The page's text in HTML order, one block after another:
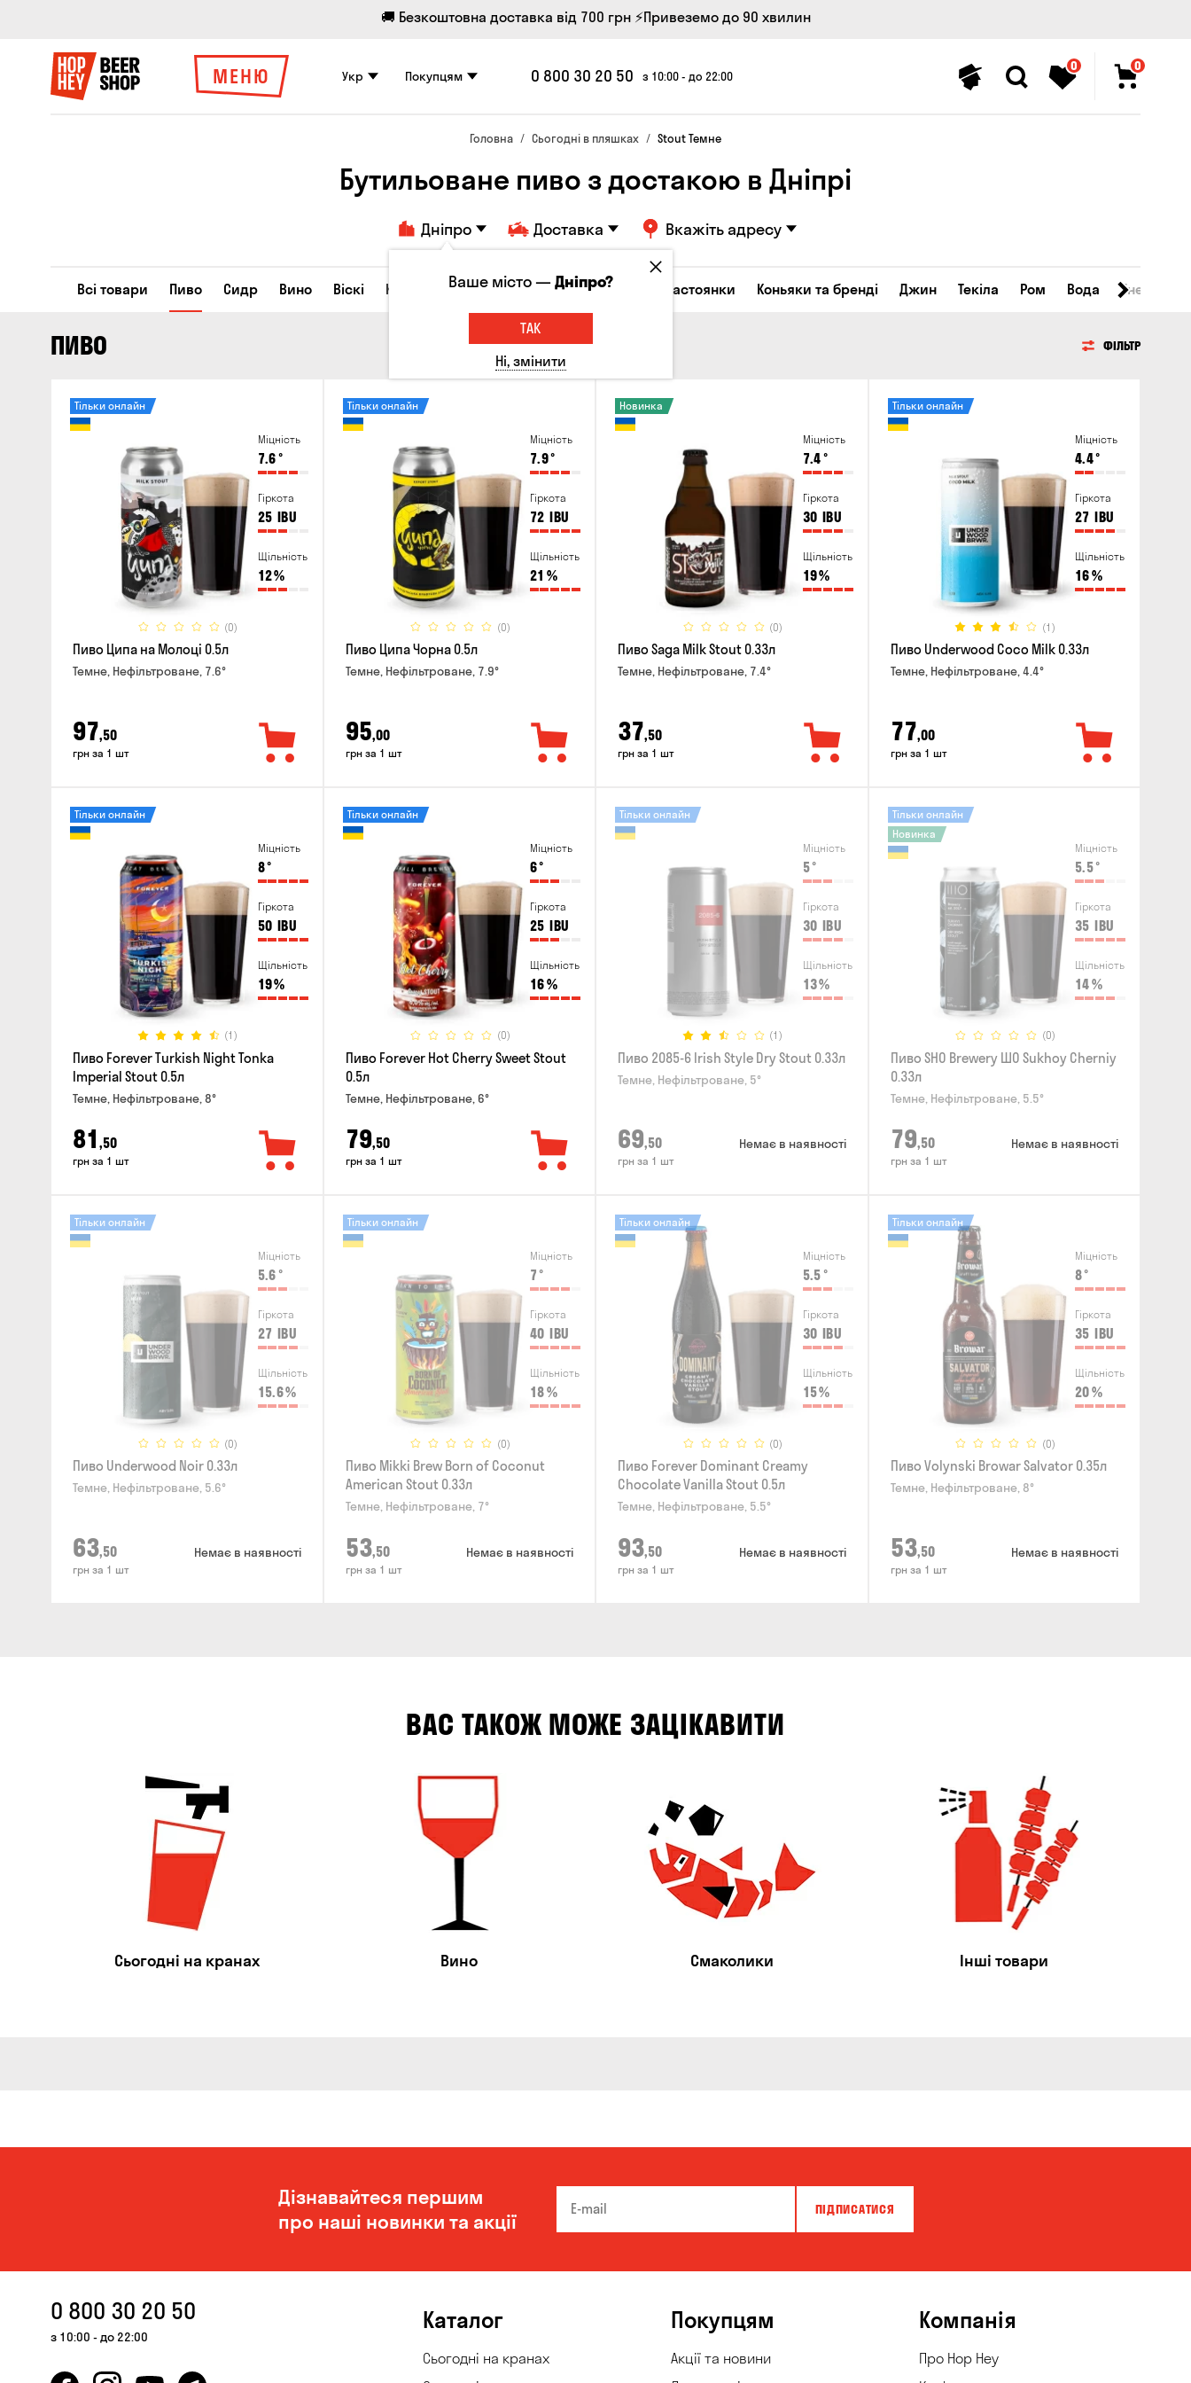
🚚 Безкоштовна доставка від 700 грн ⚡Привеземо до 90 хвилин
МЕНЮ Укр Покупцям 0 800 30 20 50 з 10:00 - до 22:00
0 0
Головна Сьогодні в пляшках Stout Темне
Бутильоване пиво з достакою в Дніпрі
Дніпро Доставка Вкажіть адресу
Всі товари Пиво Сидр Вино Віскі Коктейлі Горілка Соджу Лікери та настоянки Коньяки та бренді Джин Текіла Ром Вода
ПИВО ФІЛЬТР
Міцність
7.6°
Гіркота
25 IBU
Щільність
12%
(0)
Тільки онлайн
Пиво Ципа на Молоці 0.5л
Темне, Нефільтроване, 7.6°
97,50
грн за 1 шт
Міцність
7.9°
Гіркота
72 IBU
Щільність
21 %
(0)
Тільки онлайн
Пиво Ципа Чорна 0.5л
Темне, Нефільтроване, 7.9°
95,00
грн за 1 шт
Міцність
7.4°
Гіркота
30 IBU
Щільність
19%
(0)
Новинка
Пиво Saga Milk Stout 0.33л
Темне, Нефільтроване, 7.4°
37,50
грн за 1 шт
Міцність
4.4°
Гіркота
27 IBU
Щільність
16%
(1)
Тільки онлайн
Пиво Underwood Coco Milk 0.33л
Темне, Нефільтроване, 4.4°
77,00
грн за 1 шт
Міцність
8°
Гіркота
50 IBU
Щільність
19%
(1)
Тільки онлайн
Пиво Forever Turkish Night Tonka
Imperial Stout 0.5л
Темне, Нефільтроване, 8°
81 ,50
грн за 1 шт
Міцність
6°
Гіркота
25 IBU
Щільність
16%
(0)
Тільки онлайн
Пиво Forever Hot Cherry Sweet Stout
0.5л
Темне, Нефільтроване, 6°
79,50
грн за 1 шт
Міцність
5°
Гіркота
30 IBU
Щільність
13%
(1)
Тільки онлайн
Пиво 2085-6 Irish Style Dry Stout 0.33л
Темне, Нефільтроване, 5°
69,50
грн за 1 шт
Немає в наявності
Міцність
5.5°
Гіркота
35 IBU
Щільність
14%
(0)
Тільки онлайн
Новинка
Пиво SHO Brewery ШО Sukhoy Cherniy
0.33л
Темне, Нефільтроване, 5.5°
79,50
грн за 1 шт
Немає в наявності
Міцність
5.6 °
Гіркота
27 IBU
Щільність
15.6%
(0)
Тільки онлайн
Пиво Underwood Noir 0.33л
Темне, Нефільтроване, 5.6°
63,50
грн за 1 шт
Немає в наявності
Міцність
7 °
Гіркота
40 IBU
Щільність
18%
(0)
Тільки онлайн
Пиво Mikki Brew Born of Coconut
American Stout 0.33л
Темне, Нефільтроване, 7°
53,50
грн за 1 шт
Немає в наявності
Міцність
5.5 °
Гіркота
30 IBU
Щільність
15%
(0)
Тільки онлайн
Пиво Forever Dominant Creamy
Chocolate Vanilla Stout 0.5л
Темне, Нефільтроване, 5.5°
93,50
грн за 1 шт
Немає в наявності
Міцність
8°
Гіркота
35 IBU
Щільність
20%
(0)
Тільки онлайн
Пиво Volynski Browar Salvator 0.35л
Темне, Нефільтроване, 8°
53,50
грн за 1 шт
Немає в наявності
ВАС ТАКОЖ МОЖЕ ЗАЦІКАВИТИ
Сьогодні на кранах Вино Смаколики Інші товари
Дізнавайтеся першим
про наші новинки та акції
ПІДПИСАТИСЯ
0 800 30 20 50
з 10:00 - до 22:00
Каталог
Сьогодні на кранах
Покупцям
Акції та новини
Компанія
Про Hop Hey
Ваше місто —Дніпро?
ТАК
Ні, змінити